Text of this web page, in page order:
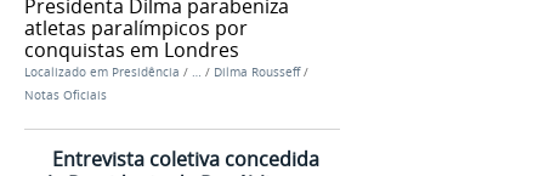
Presidenta Dilma parabeniza
atletas paralímpicos por
conquistas em Londres
Localizado em Presidência / / Dilma Rousseff /
Notas Oficiais
Entrevista coletiva concedida